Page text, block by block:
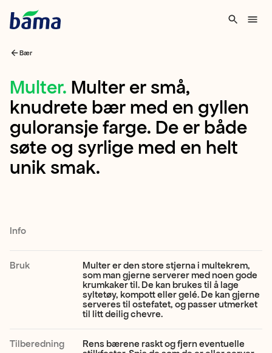
Bær
Multer
Multer
er
små,
knudrete
en
gyllen
guloransje
er
Multer. Multer er små,
knudrete bær med en gyllen
guloransje farge. De er både
søte og syrlige med en helt
unik smak.
Info
Bruk
Multer er den store stjerna i multekrem,
som man gjerne serverer med noen gode
krumkaker til. De kan brukes til å lage
syltetøy, kompott eller gelé. De kan gjerne
serveres til ostefatet, og passer utmerket
til litt deilig chevre.
Tilberedning
Rens bærene raskt og fjern eventuelle